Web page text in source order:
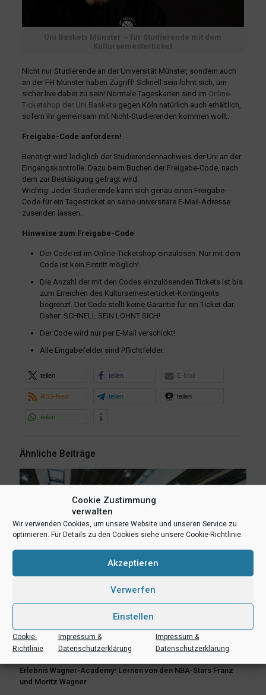
Cookie Zustimmung
verwalten
Wir verwenden Cookies, um unsere Website und unseren Service zu
optimieren. Für Details zu den Cookies siehe unsere Cookie-Richtlinie.
Akzeptieren
Verwerfen
Einstellen
Cookie-
Richtlinie
Impressum &
Datenschutzerklärung
Impressum &
Datenschutzerklärung
Uni Baskets Münster – für Studierende mit dem
Kultursemesterticket
Nicht nur Studierende an der Universität Münster, sondern auch
an der FH Münster haben Zugriff! Schnell sein lohnt sich, um
sicher live dabei zu sein! Normale Tageskarten sind im Online-
Ticketshop der Uni Baskets gegen Köln natürlich auch erhältlich,
sofern ihr gemeinsam mit Nicht-Studierenden kommen wollt.
Freigabe-Code anfordern!
Benötigt wird lediglich der Studierendennachweis der Uni an der
Eingangskontrolle. Dazu beim Buchen der Freigabe-Code, nach
dem zur Bestätigung gefragt wird.
Wichtig: Jeder Studierende kann sich genau einen Freigabe-
Code für ein Tagesticket an seine universitäre E-Mail-Adresse
zusenden lassen.
Hinweise zum Freigabe-Code
Der Code ist im Online-Ticketshop einzulösen. Nur mit dem
Code ist kein Eintritt möglich!
Die Anzahl der mit den Codes einzulösenden Tickets ist bis
zum Erreichen des Kultursemesterticket-Kontingents
begrenzt. Der Code stellt keine Garantie für ein Ticket dar.
Daher: SCHNELL SEIN LOHNT SICH!
Der Code wird nur per E-Mail verschickt!
Alle Eingabefelder sind Pflichtfelder.
teilen teilen E-Mail
RSS-feed teilen teilen
teilen
Ähnliche Beiträge
Erlebnis Wagner-Academy! Lernen von den NBA-Stars Franz
und Moritz Wagner